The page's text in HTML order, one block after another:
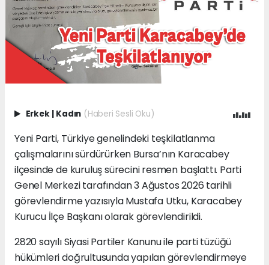
Erkek | Kadın (Haberi Sesli Oku)
Yeni Parti, Türkiye genelindeki teşkilatlanma
çalışmalarını sürdürürken Bursa’nın Karacabey
ilçesinde de kuruluş sürecini resmen başlattı. Parti
Genel Merkezi tarafından 3 Ağustos 2026 tarihli
görevlendirme yazısıyla Mustafa Utku, Karacabey
Kurucu İlçe Başkanı olarak görevlendirildi.
2820 sayılı Siyasi Partiler Kanunu ile parti tüzüğü
hükümleri doğrultusunda yapılan görevlendirmeye